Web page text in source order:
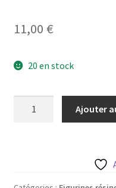
11,00 €
20 en stock
Ajouter